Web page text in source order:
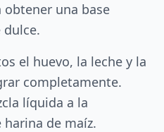
una base
el huevo, la leche y la
completamente.
líquida a la
de maíz.